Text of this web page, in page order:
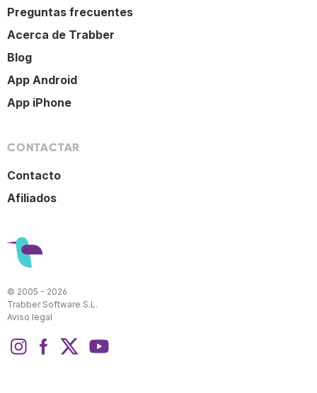
Preguntas frecuentes
Acerca de Trabber
Blog
App Android
App iPhone
CONTACTAR
Contacto
Afiliados
© 2005 - 2026
Trabber Software S.L.
Aviso legal